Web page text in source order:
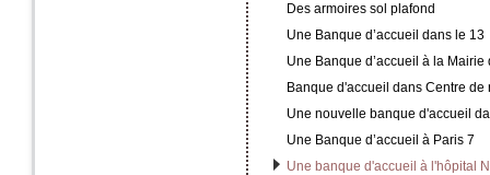
Des armoires sol plafond
Une Banque d’accueil dans le 13
Une Banque d’accueil à la
Banque d'accueil dans Centre de
Une nouvelle banque d'accueil
Une Banque d’accueil à Paris 7
Une banque d'accueil à l'hôpital